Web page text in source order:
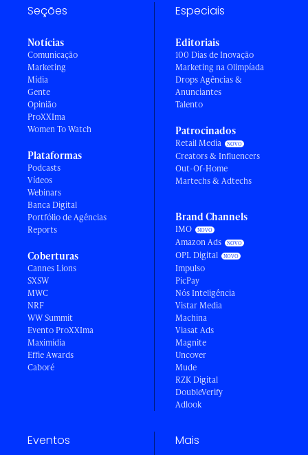
Seções
Notícias
Comunicação
Marketing
Mídia
Gente
Opinião
ProXXIma
Women To Watch
Plataformas
Podcasts
Vídeos
Webinars
Banca Digital
Portfólio de Agências
Reports
Coberturas
Cannes Lions
SXSW
MWC
NRF
WW Summit
Evento ProXXIma
Maximídia
Effie Awards
Caboré
Especiais
Editoriais
100 Dias de Inovação
Marketing na Olimpíada
Drops Agências &
Anunciantes
Talento
Patrocinados
Retail Media
Creators & Influencers
Out-Of-Home
Martechs & Adtechs
Brand Channels
IMO
Amazon Ads
OPL Digital
Impulso
PicPay
Nós Inteligência
Vistar Media
Machina
Viasat Ads
Magnite
Uncover
Mude
RZK Digital
DoubleVerify
Adlook
Eventos Mais